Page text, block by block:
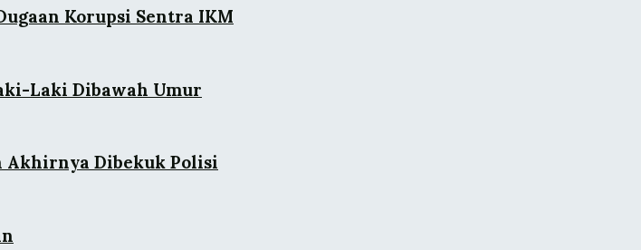
Korupsi Sentra IKM
Laki Dibawah Umur
Akhirnya Dibekuk Polisi